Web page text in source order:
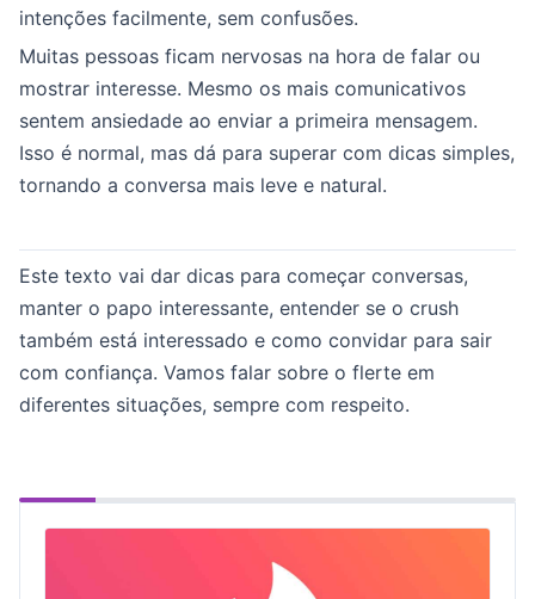
intenções facilmente, sem confusões.
Muitas pessoas ficam nervosas na hora de falar ou
mostrar interesse. Mesmo os mais comunicativos
sentem ansiedade ao enviar a primeira mensagem.
Isso é normal, mas dá para superar com dicas simples,
tornando a conversa mais leve e natural.
Este texto vai dar dicas para começar conversas,
manter o papo interessante, entender se o crush
também está interessado e como convidar para sair
com confiança. Vamos falar sobre o flerte em
diferentes situações, sempre com respeito.